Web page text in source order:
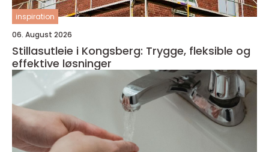
inspiration
06. August 2026
Stillasutleie i Kongsberg: Trygge, fleksible og
effektive løsninger